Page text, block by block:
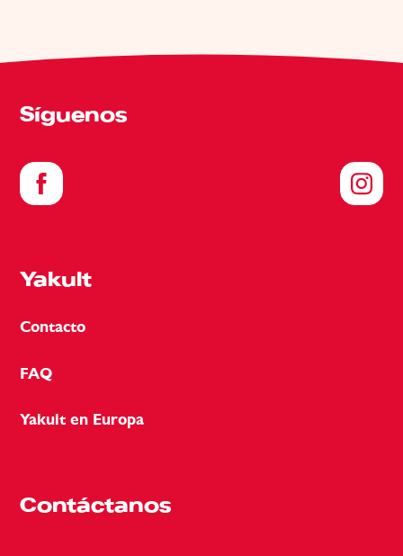
Síguenos
Yakult
Contacto
FAQ
Yakult en Europa
Contáctanos